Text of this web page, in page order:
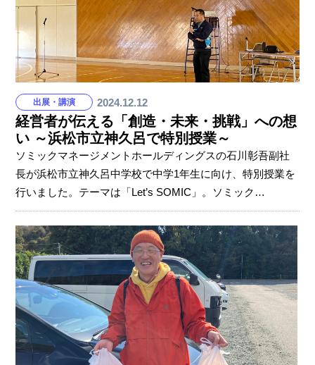
す。 DE&I…「
出展・講演 2024.12.12
経営者が伝える「創造・未来・挑戦」への想
い ～浜松市立神久呂で特別授業～
ソミックマネージメントホールディングスの石川彰吾副社
長が浜松市立神久呂中学校で中学1年生に向け、特別授業を
行いました。テーマは「Let’s SOMIC」。ソミック
（SOMIC）は創造（SOZO）、未来（MIRAI）、挑戦
（CHOSEN）の頭文字。夢を創造し、未来へ挑戦する人財
を増やす活動として、挑戦へ踏み出す勇気を持つための秘
訣をお話ししました。 1つ目のキーワードは「未来からのバ
ックキャスティング」。 「みんなは自動車部品メーカーの
ソミック石川という会社が安泰だと思いますか？」彰吾副
社長の問いかけに、ほとんどの生徒は挙手。しかし、過去
にコロナ禍で自動車製造がストップした際